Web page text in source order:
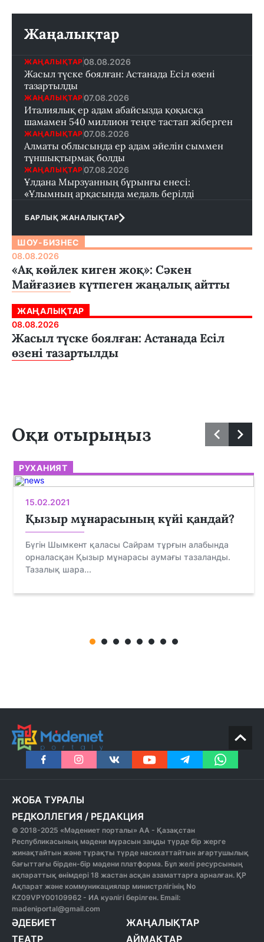
Жаңалықтар
ЖАҢАЛЫҚТАР 08.08.2026
Жасыл түске боялған: Астанада Есіл өзені
тазартылды
ЖАҢАЛЫҚТАР 07.08.2026
Италиялық ер адам абайсызда қоқысқа
шамамен 540 миллион теңге тастап жіберген
ЖАҢАЛЫҚТАР 07.08.2026
Алматы облысында ер адам әйелін сыммен
тұншықтырмақ болды
ЖАҢАЛЫҚТАР 07.08.2026
Ұлдана Мырзуанның бұрынғы енесі:
«Ұлымның арқасында медаль берілді
БАРЛЫҚ ЖАНАЛЫҚТАР
ШОУ-БИЗНЕС
08.08.2026
«Ақ көйлек киген жоқ»: Сәкен
Майғазиев күтпеген жаңалық айтты
ЖАҢАЛЫҚТАР
08.08.2026
Жасыл түске боялған: Астанада Есіл
өзені тазартылды
Оқи отырыңыз
РУХАНИЯТ
15.02.2021
Қызыр мұнарасының күйі қандай?
Бүгін Шымкент қаласы Сайрам тұрғын алабында
орналасқан Қызыр мұнарасы аумағы тазаланды.
Тазалық шара...
ЖОБА ТУРАЛЫ
РЕДКОЛЛЕГИЯ / РЕДАКЦИЯ
© 2018-2025 «Мәдениет порталы» АА - Қазақстан
Республикасының мәдени мұрасын заңды түрде бір жерге
жинақтайтын және тұрақты түрде насихаттайтын ағартушылық
бағыттағы бірден-бір мәдени платформа. Бұл желі ресурсының
ақпараттық өнімдері 18 жастан асқан азаматтарға арналған. ҚР
Ақпарат және коммуникациялар министрлігінің No
KZ09VPY00109962 - ИА куәлігі берілген. Email:
madeniportal@gmail.com
ӘДЕБИЕТ
ТЕАТР
ЖАҢАЛЫҚТАР
АЙМАҚТАР